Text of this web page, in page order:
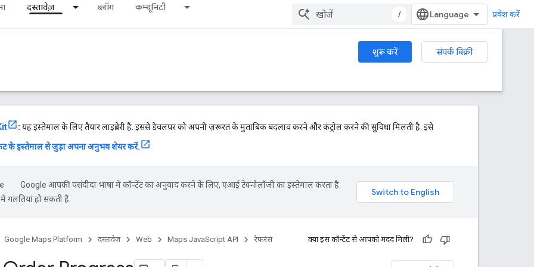
दस्तावेज़ ब्लॉग कम्यूनिटी
/ प्रवेश करें
शुरू करें
संपर्क बिक्री
: यह इस्तेमाल के लिए तैयार लाइब्रेरी है. इससे डेवलपर को अपनी ज़रूरत के मुताबिक बदलाव करने और कंट्रोल करने की सुविधा मिलती है. इसे
के इस्तेमाल से जुड़ा अपना अनुभव शेयर करें.
Google आपकी पसंदीदा भाषा में कॉन्टेंट का अनुवाद करने के लिए, एआई टेक्नोलॉजी का इस्तेमाल करता है.
गलतियां हो सकती हैं.
Google Maps Platform दस्तावेज़ Web Maps JavaScript API रेफ़रंस क्या इस कॉन्टेंट से आपको मदद मिली?